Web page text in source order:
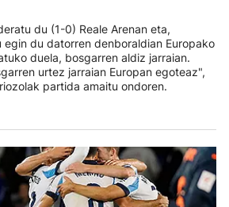
du (1-0) Reale Arenan eta,
du datorren denboraldian Europako
duela, bosgarren aldiz jarraian.
urtez jarraian Europan egoteaz",
partida amaitu ondoren.